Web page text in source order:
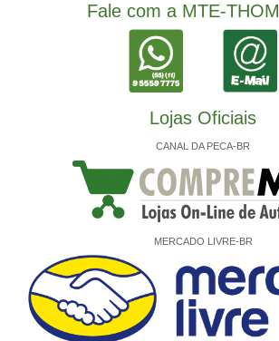
Fale com a MTE-
Lojas Oficiais
CANAL DA PECA-BR
MERCADO LIVRE-BR